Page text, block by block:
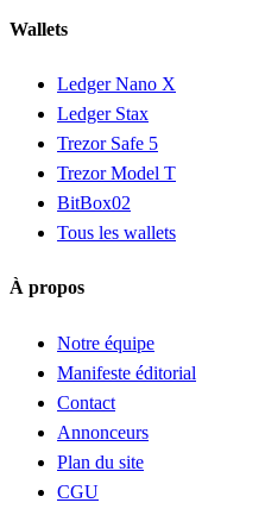
Wallets
Ledger Nano X
Ledger Stax
Trezor Safe 5
Trezor Model T
BitBox02
Tous les wallets
À propos
Notre équipe
Manifeste éditorial
Contact
Annonceurs
Plan du site
CGU